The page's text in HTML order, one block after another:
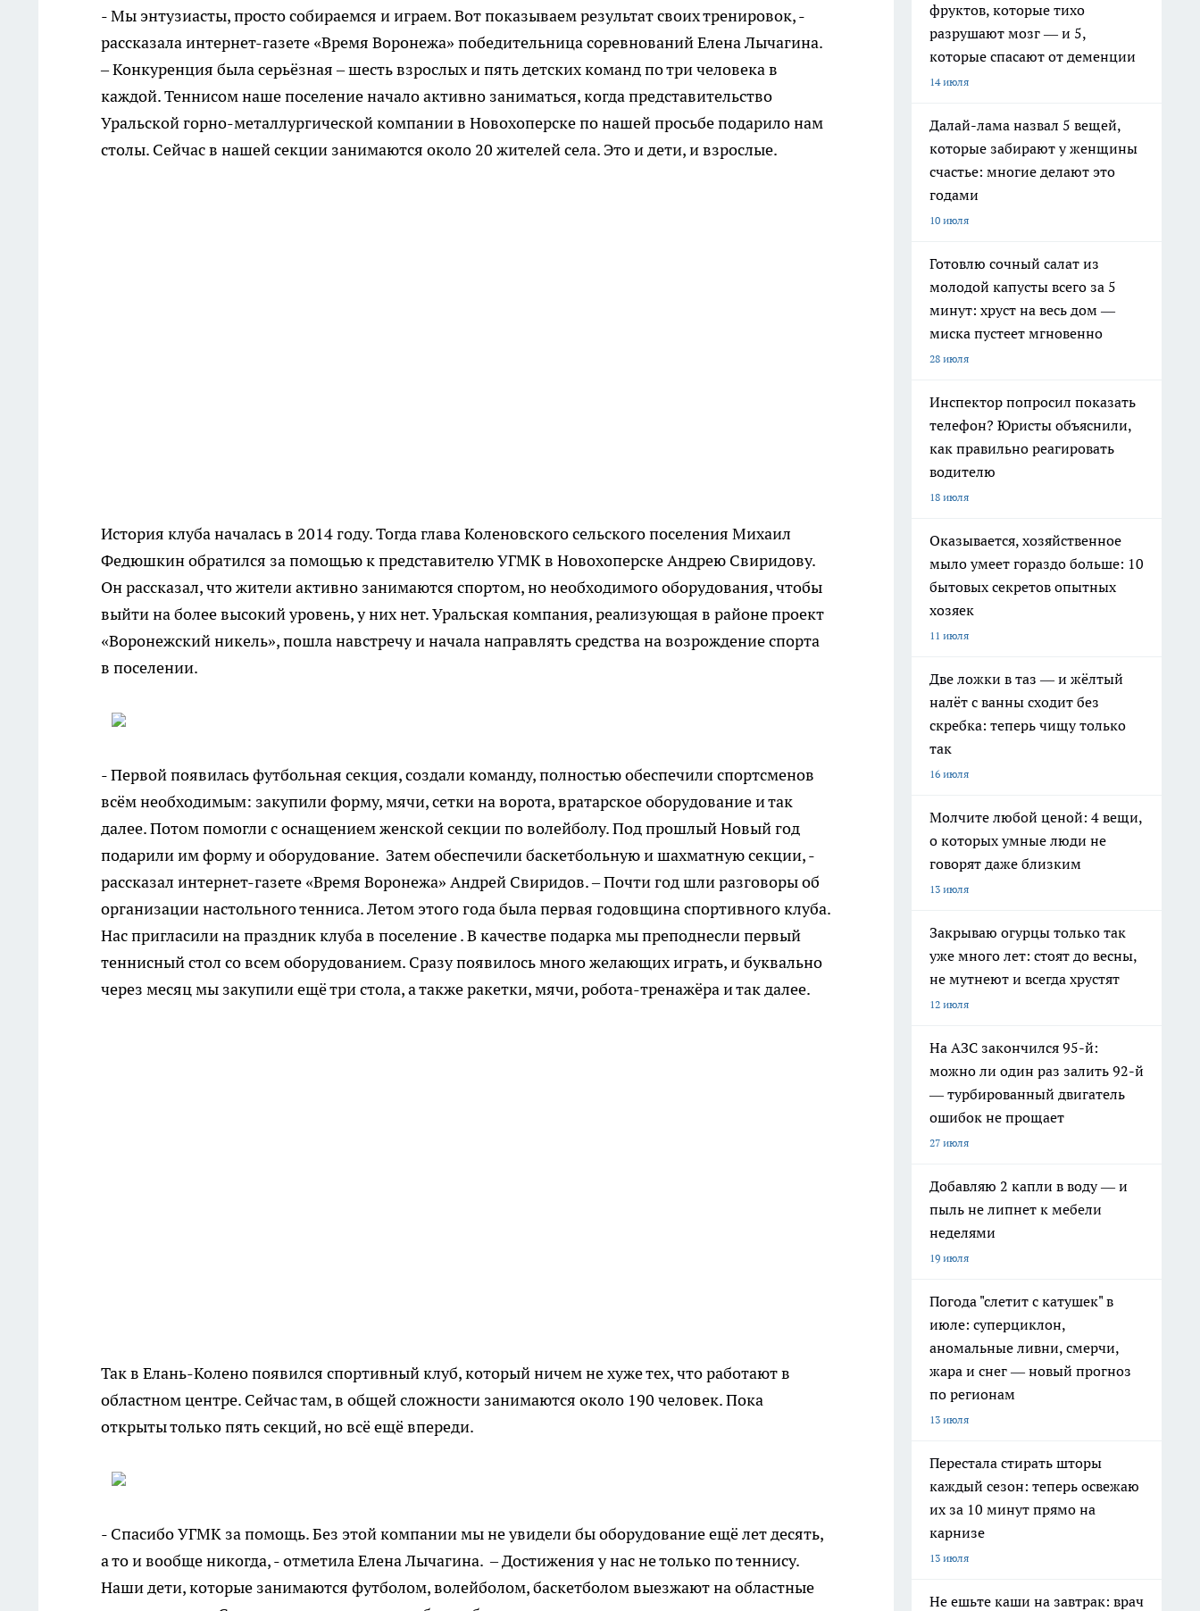
- Мы энтузиасты, просто собираемся и играем. Вот показываем результат своих тренировок, -
рассказала интернет-газете «Время Воронежа» победительница соревнований Елена Лычагина.
– Конкуренция была серьёзная – шесть взрослых и пять детских команд по три человека в
каждой. Теннисом наше поселение начало активно заниматься, когда представительство
Уральской горно-металлургической компании в Новохоперске по нашей просьбе подарило нам
столы. Сейчас в нашей секции занимаются около 20 жителей села. Это и дети, и взрослые.
История клуба началась в 2014 году. Тогда глава Коленовского сельского поселения Михаил
Федюшкин обратился за помощью к представителю УГМК в Новохоперске Андрею Свиридову.
Он рассказал, что жители активно занимаются спортом, но необходимого оборудования, чтобы
выйти на более высокий уровень, у них нет. Уральская компания, реализующая в районе проект
«Воронежский никель», пошла навстречу и начала направлять средства на возрождение спорта
в поселении.
- Первой появилась футбольная секция, создали команду, полностью обеспечили спортсменов
всём необходимым: закупили форму, мячи, сетки на ворота, вратарское оборудование и так
далее. Потом помогли с оснащением женской секции по волейболу. Под прошлый Новый год
подарили им форму и оборудование. Затем обеспечили баскетбольную и шахматную секции, -
рассказал интернет-газете «Время Воронежа» Андрей Свиридов. – Почти год шли разговоры об
организации настольного тенниса. Летом этого года была первая годовщина спортивного клуба.
Нас пригласили на праздник клуба в поселение . В качестве подарка мы преподнесли первый
теннисный стол со всем оборудованием. Сразу появилось много желающих играть, и буквально
через месяц мы закупили ещё три стола, а также ракетки, мячи, робота-тренажёра и так далее.
Так в Елань-Колено появился спортивный клуб, который ничем не хуже тех, что работают в
областном центре. Сейчас там, в общей сложности занимаются около 190 человек. Пока
открыты только пять секций, но всё ещё впереди.
- Спасибо УГМК за помощь. Без этой компании мы не увидели бы оборудование ещё лет десять,
а то и вообще никогда, - отметила Елена Лычагина. – Достижения у нас не только по теннису.
Наши дети, которые занимаются футболом, волейболом, баскетболом выезжают на областные
фруктов, которые тихо
разрушают мозг — и 5,
которые спасают от деменции
14 июля
Далай-лама назвал 5 вещей,
которые забирают у женщины
счастье: многие делают это
годами
10 июля
Готовлю сочный салат из
молодой капусты всего за 5
минут: хруст на весь дом —
миска пустеет мгновенно
28 июля
Инспектор попросил показать
телефон? Юристы объяснили,
как правильно реагировать
водителю
18 июля
Оказывается, хозяйственное
мыло умеет гораздо больше: 10
бытовых секретов опытных
хозяек
11 июля
Две ложки в таз — и жёлтый
налёт с ванны сходит без
скребка: теперь чищу только
так
16 июля
Молчите любой ценой: 4 вещи,
о которых умные люди не
говорят даже близким
13 июля
Закрываю огурцы только так
уже много лет: стоят до весны,
не мутнеют и всегда хрустят
12 июля
На АЗС закончился 95-й:
можно ли один раз залить 92-й
— турбированный двигатель
ошибок не прощает
27 июля
Добавляю 2 капли в воду — и
пыль не липнет к мебели
неделями
19 июля
Погода "слетит с катушек" в
июле: суперциклон,
аномальные ливни, смерчи,
жара и снег — новый прогноз
по регионам
13 июля
Перестала стирать шторы
каждый сезон: теперь освежаю
их за 10 минут прямо на
карнизе
13 июля
Не ешьте каши на завтрак: врач